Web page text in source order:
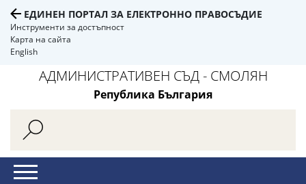
ЕДИНЕН ПОРТАЛ ЗА ЕЛЕКТРОННО ПРАВОСЪДИЕ
Инструменти за достъпност
Карта на сайта
English
АДМИНИСТРАТИВЕН СЪД - СМОЛЯН
Република България